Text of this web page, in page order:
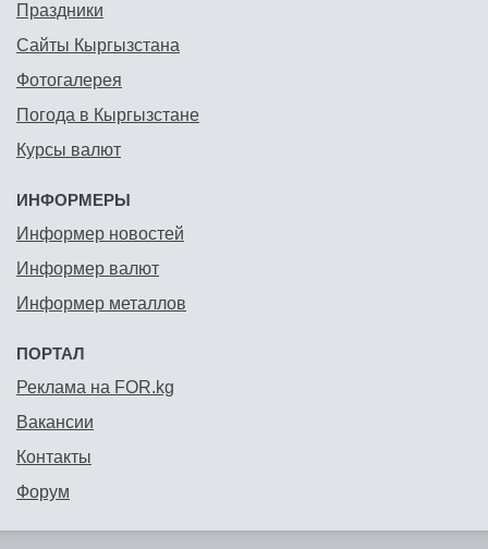
Праздники
Сайты Кыргызстана
Фотогалерея
Погода в Кыргызстане
Курсы валют
ИНФОРМЕРЫ
Информер новостей
Информер валют
Информер металлов
ПОРТАЛ
Реклама на FOR.kg
Вакансии
Контакты
Форум